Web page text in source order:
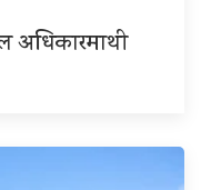
अधिकारमाथी